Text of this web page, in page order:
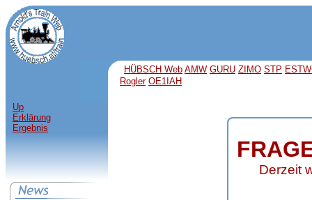
HÜBSCH Web AMW GURU ZIMO STP
Rogler OE1IAH
Up
Erklärung
Ergebnis
Derzeit